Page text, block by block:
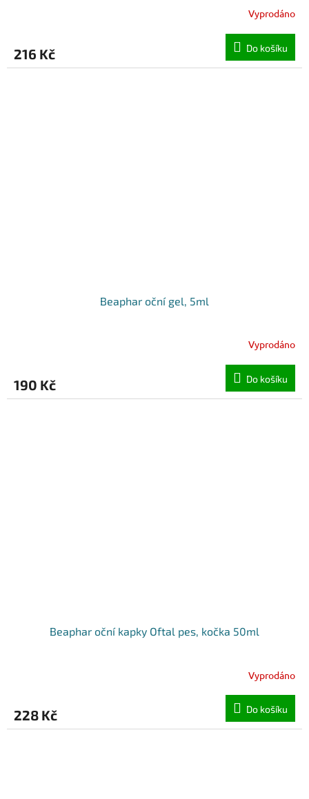
Vyprodáno
216 Kč Do košíku
Beaphar oční gel, 5ml
Vyprodáno
190 Kč Do košíku
Beaphar oční kapky Oftal pes, kočka 50ml
Vyprodáno
228 Kč Do košíku